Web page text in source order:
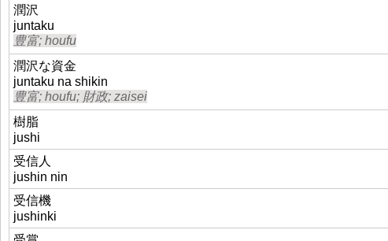
潤沢
juntaku
豊富; houfu
潤沢な資金
juntaku na shikin
豊富; houfu; 財政; zaisei
樹脂
jushi
受信人
jushin nin
受信機
jushinki